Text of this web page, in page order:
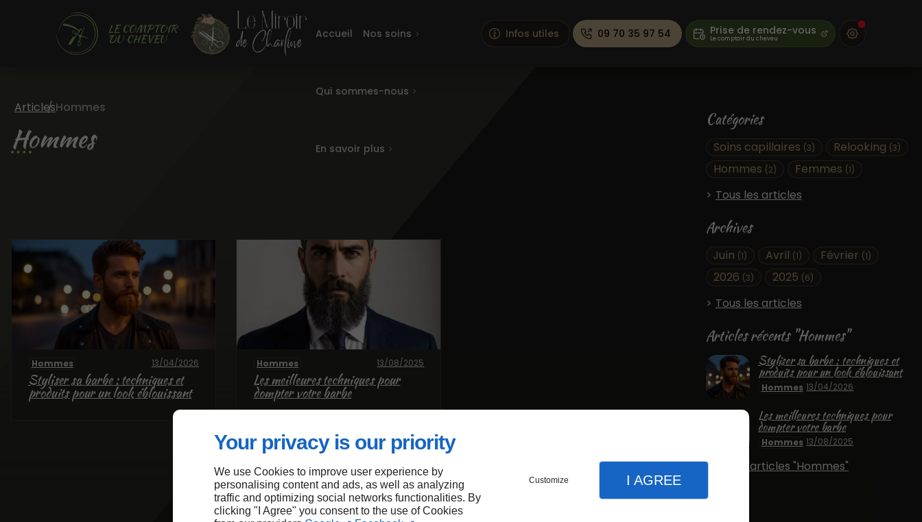
Your privacy is our priority
We use Cookies to improve user experience by
personalising content and ads, as well as analyzing
traffic and optimizing social networks functionalities. By
clicking "I Agree" you consent to the use of Cookies
Customize I AGREE
LE COMPTOIR
DU CHEVEU Accueil Nos soins
Qui sommes-nous
En savoir plus
Infos utiles 09 70 35 97 54 Prise de rendez-vous
Catégories
Soins capillaires (3) Relooking (3)
Hommes (2) Femmes (1)
Tous les articles
Archives
Juin (1) Avril (1) Février (1)
2026 (3) 2025 (6)
Tous les articles
Articles récents "Hommes"
Hommes 13/04/2026
Styliser sa barbe : techniques et
produits pour un look éblouissant
Hommes 13/08/2025
Les meilleures techniques pour
dompter votre barbe
Plus d'articles "Hommes"
ArticlesHommes
Hommes
Hommes 13/04/2026
Styliser sa barbe : techniques et
produits pour un look éblouissant
Hommes 13/08/2025
Les meilleures techniques pour
dompter votre barbe